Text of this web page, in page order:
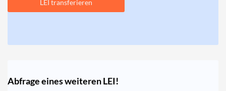
LEI transferieren
Abfrage eines weiteren LEI!